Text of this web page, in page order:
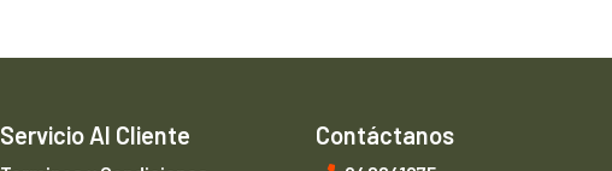
Servicio Al Cliente Contáctanos